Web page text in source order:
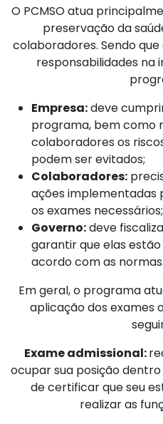
O PCMSO atua
preservação da
colaboradores. Sendo
responsabilidades na
Empresa:deve
programa, bem como
colaboradores os
podem ser evitados;
Colaboradores:
ações implementadas
os exames necessários;
Governo:deve
garantir que elas
acordo com as normas.
Em geral, o programa
aplicação dos exames
Exame admissional:
ocupar sua posição
de certificar que seu
realizar as